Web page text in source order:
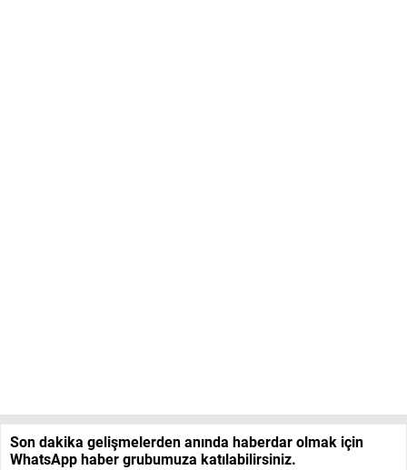
Son dakika gelişmelerden anında haberdar olmak için
WhatsApp haber grubumuza katılabilirsiniz.